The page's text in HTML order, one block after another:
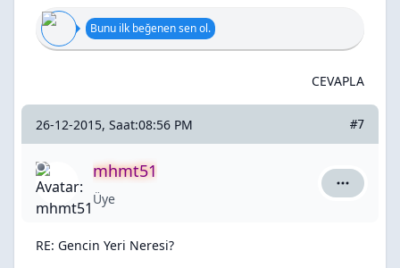
Bunu ilk beğenen sen ol.
CEVAPLA
26-12-2015, Saat:08:56 PM #7
mhmt51
Üye mhmt51
RE: Gencin Yeri Neresi?